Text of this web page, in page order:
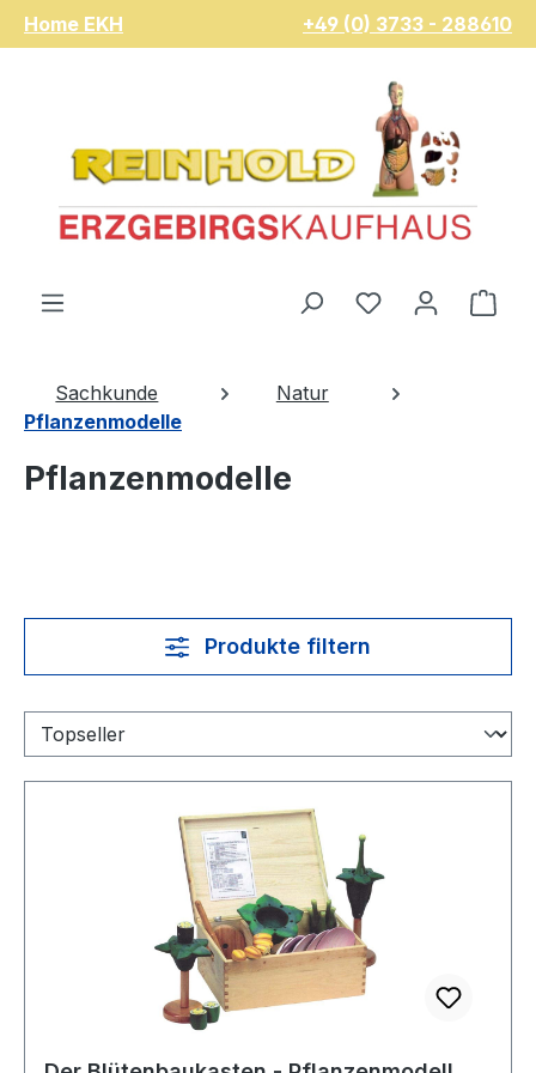
Zum Hauptinhalt springen
Home EKH +49 (0) 3733 - 288610
Du hast 0
Sachkunde
Natur
Pflanzenmodelle
Pflanzenmodelle
Produkte filtern